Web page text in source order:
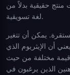
منتج حقيقية بدلاً من
لغة تسويقية.
يمكن أن تتغير
أن الإيثريوم الذي
مختلفة من حيث
الذين يرغبون في